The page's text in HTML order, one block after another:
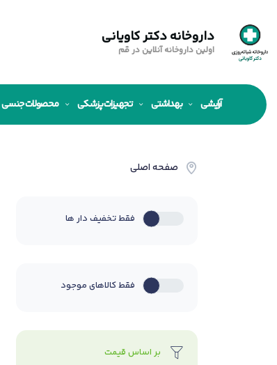
داروخانه دکتر کاویانی
اولین داروخانه آنلاین در قم
آرایشی بهداشتی تجهیزات پزشکی محصولات جنسی
صفحه اصلی
فقط تخفیف دار ها
فقط کالاهای موجود
بر اساس قیمت